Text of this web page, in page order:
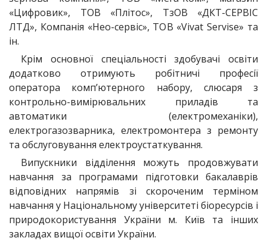
«Цифровик», ТОВ «Плітос», ТзОВ «ДКТ-СЕРВІС
ЛТД», Компанія «Нео-сервіс», ТОВ «Vivat Servise» та
ін.
Крім основної спеціальності здобувачі освіти
додатково отримують робітничі професії
оператора комп’ютерного набору, слюсаря з
контрольно-вимірювальних приладів та
автоматики (електромеханіки),
електрогазозварника, електромонтера з ремонту
та обслуговування електроустаткування.
Випускники відділення можуть продовжувати
навчання за програмами підготовки бакалаврів
відповідних напрямів зі скороченим терміном
навчання у Національному університеті біоресурсів і
природокористування України м. Київ та інших
закладах вищої освіти України.